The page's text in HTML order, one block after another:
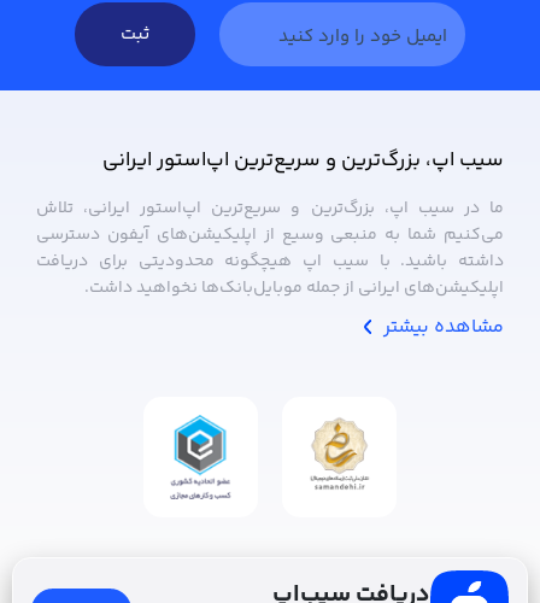
ثبت
سیب ‌اپ، بزرگ‌ترین و سریع‌ترین اپ‌استور ایرانی
ما در سیب ‌اپ، بزرگ‌ترین و سریع‌ترین اپ‌استور ایرانی، تلاش
می‌کنیم شما به منبعی وسیع از اپلیکیشن‌های آیفون دسترسی
داشته باشید. با سیب ‌اپ هیچگونه محدودیتی برای دریافت
اپلیکیشن‌های ایرانی از جمله موبایل‌بانک‌ها نخواهید داشت.
مشاهده بیشتر
دریافت سیب‌اپ